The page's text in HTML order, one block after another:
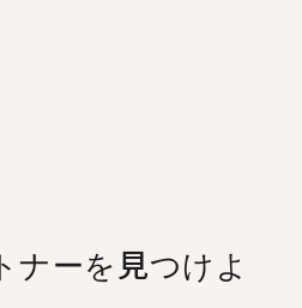
ナーを見つけよ